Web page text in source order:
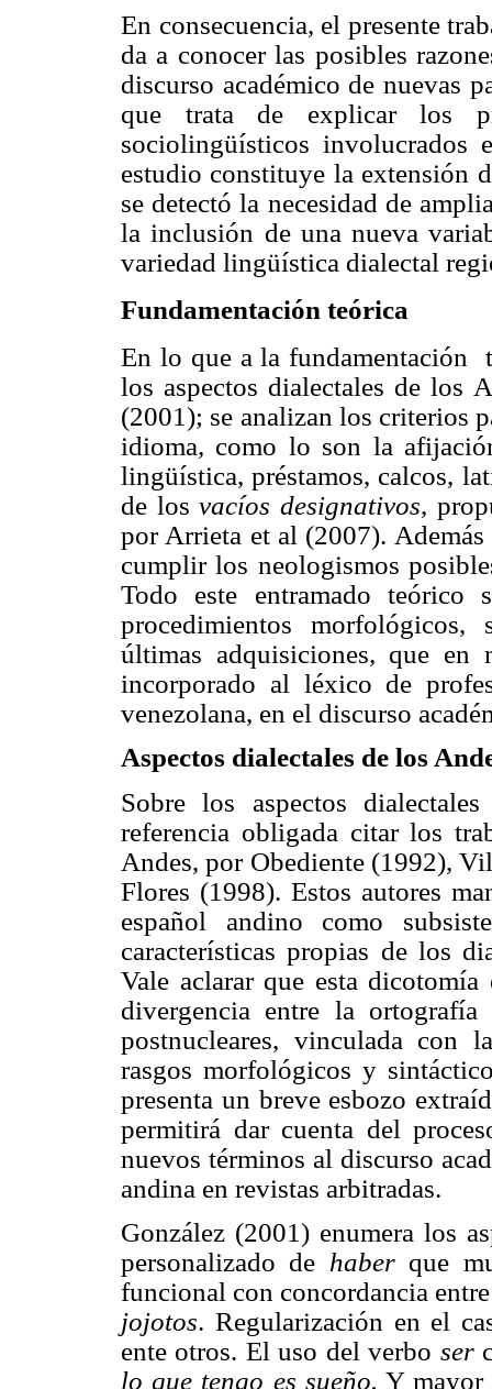
En consecuencia, el presente
da a conocer las posibles
discurso académico de nuevas
que trata de explicar los
sociolingüísticos involucrados
estudio constituye la extensión
se detectó la necesidad de
la inclusión de una nueva
variedad lingüística dialectal
Fundamentación teórica
En lo que a la fundamentación
los aspectos dialectales de los
(2001); se analizan los criterios
idioma, como lo son la
lingüística, préstamos, calcos,
de losvacíos designativos,
por Arrieta et al (2007). Además
cumplir los neologismos
Todo este
entramado teórico
procedimientos morfológicos,
últimas adquisiciones, que en
incorporado al léxico de
venezolana, en el discurso
Aspectos dialectales de los
Sobre los aspectos
referencia obligada citar los
Andes, por Obediente (1992),
Flores (1998). Estos autores
español andino como
características propias de los
Vale aclarar que esta
divergencia entre la
postnucleares, vinculada con
rasgos morfológicos y
presenta un breve esbozo
permitirá dar cuenta del
nuevos términos al discurso
andina en revistas arbitradas.
González (2001) enumera los
personalizado de haber que
funcional con concordancia
jojotos. Regularización en el
ente otros. El uso del verbo ser
lo que tengo es sueño. Y mayor